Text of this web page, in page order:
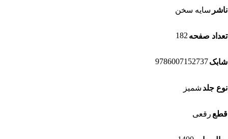
سایه سخن
صفحه182
9786007152737
جلدشمیز
رقعی